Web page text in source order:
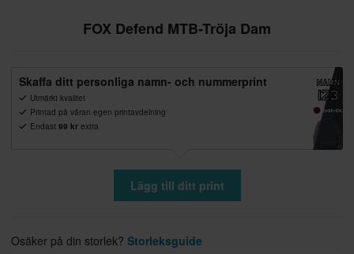
FOX Defend MTB-Tröja Dam
Skaffa ditt personliga namn- och nummerprint
Utmärkt kvalitet
Printad på våran egen printavdelning
Endast 99 kr extra
Lägg till ditt print
Osäker på din storlek? Storleksguide